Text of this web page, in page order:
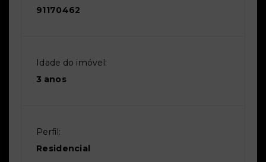
91170462
Idade do imóvel:
3 anos
Perfil:
Residencial